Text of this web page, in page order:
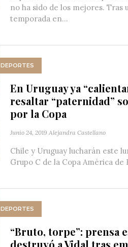
no ha sido de los mejores. Tras
temporada en...
DEPORTES
En Uruguay ya
resaltar “paternidad”
por la Copa
Junio 24, 2019 Alejandra Castellano
Chile y Uruguay lucharán este
Grupo C de la Copa América de
DEPORTES
“Bruto, torpe”: prensa
destruyó a Vidal tras